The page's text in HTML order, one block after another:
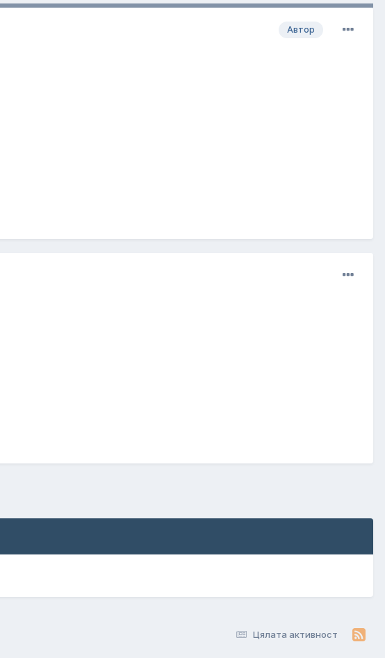
Автор
Цялата активност